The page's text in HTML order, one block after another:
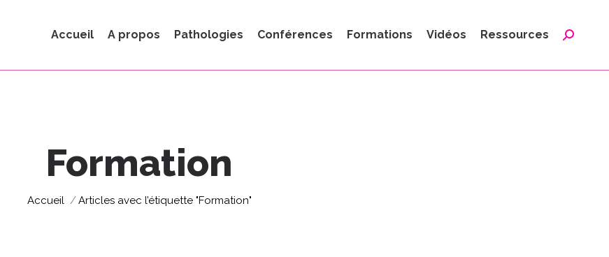
Accueil A propos Pathologies Conférences Formations Vidéos Ressources
Formation
Vous êtes ici :
Accueil Articles avec l’étiquette "Formation"